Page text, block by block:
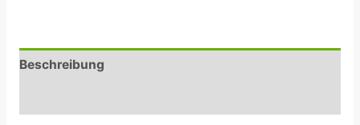
Beschreibung